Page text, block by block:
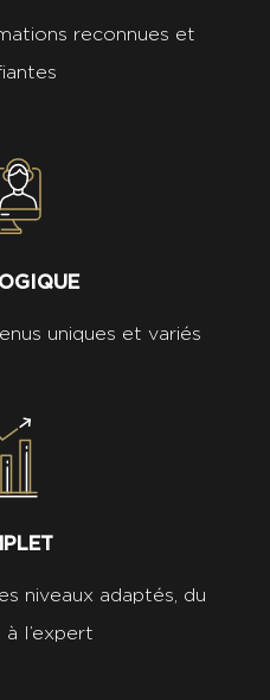
reconnues et
uniques et variés
niveaux adaptés, du
l’expert